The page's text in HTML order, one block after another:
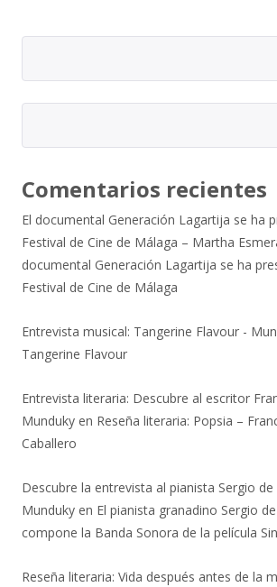
Comentarios recientes
El documental Generación Lagartija se ha
Festival de Cine de Málaga – Martha
documental Generación Lagartija se ha
Festival de Cine de Málaga
Entrevista musical: Tangerine Flavour -
Tangerine Flavour
Entrevista literaria: Descubre al escritor
Munduky en Reseña literaria: Popsia –
Caballero
Descubre la entrevista al pianista Sergio
Munduky en El pianista granadino Sergio
compone la Banda Sonora de la película
Reseña literaria: Vida después antes de la